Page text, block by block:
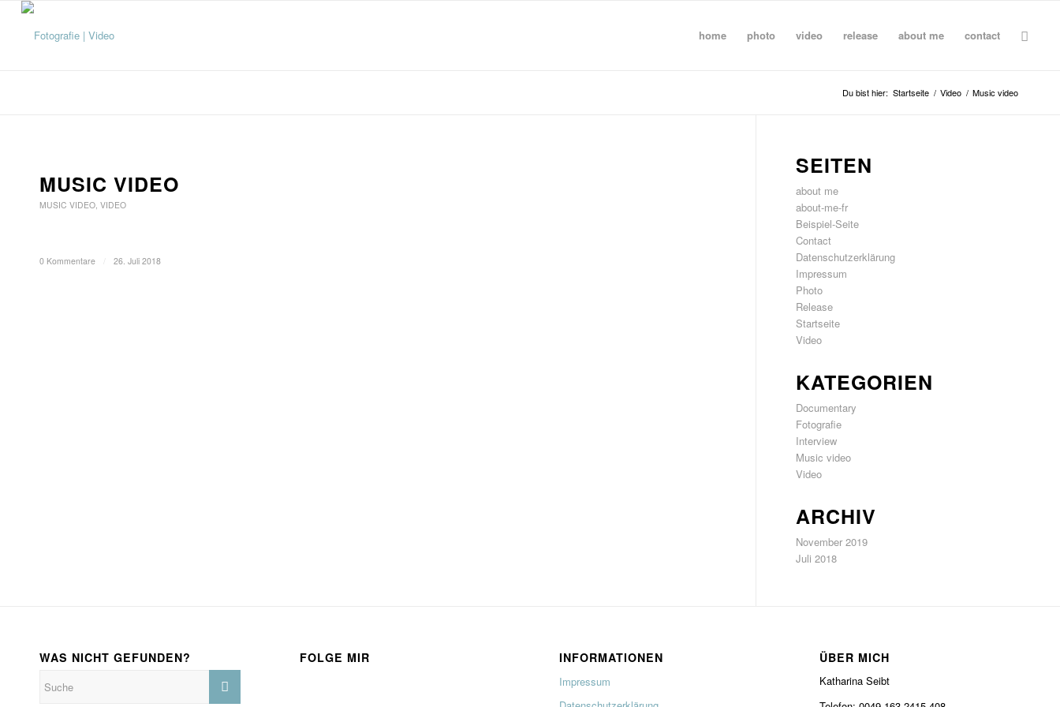
home photo video release about me contact
Du bist hier: Startseite / Video / Music video
MUSIC VIDEO
MUSIC VIDEO, VIDEO
0 Kommentare 26. Juli 2018
SEITEN
about me
about-me-fr
Beispiel-Seite
Contact
Datenschutzerklärung
Impressum
Photo
Release
Startseite
Video
KATEGORIEN
Documentary
Fotografie
Interview
Music video
Video
ARCHIV
November 2019
Juli 2018
WAS NICHT GEFUNDEN? FOLGE MIR INFORMATIONEN
Impressum
ÜBER MICH
Katharina Seibt